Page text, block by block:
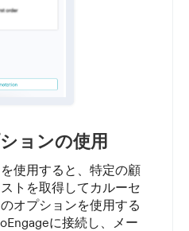
ョンの使用
使用すると、特定の顧
トを取得してカルーセ
オプションを使用する
に接続し、メー